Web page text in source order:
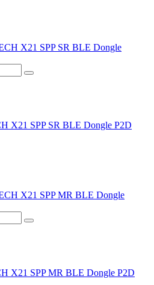
X21 SPP SR BLE Dongle P2D
X21 SPP MR BLE Dongle P2D